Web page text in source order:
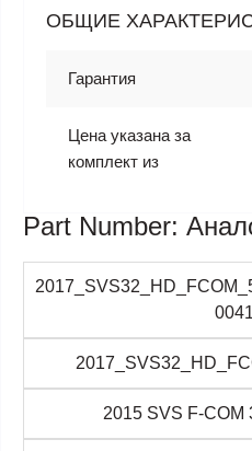
ОБЩИЕ
Гарантия
Цена указана за
комплект из
Part Number:
2015 SVS F-COM